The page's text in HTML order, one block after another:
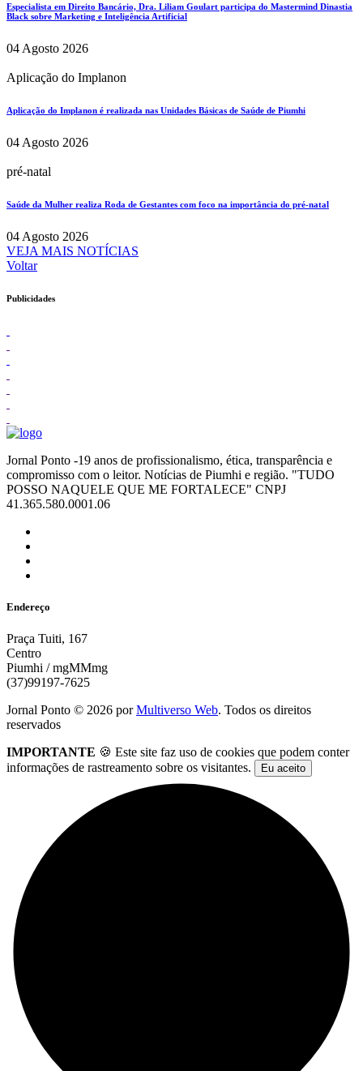
Especialista em Direito Bancário, Dra. Liliam Goulart participa do Mastermind Dinastia
Black sobre Marketing e Inteligência Artificial
04 Agosto 2026
Aplicação do Implanon
Aplicação do Implanon é realizada nas Unidades Básicas de Saúde de Piumhi
04 Agosto 2026
pré-natal
Saúde da Mulher realiza Roda de Gestantes com foco na importância do pré-natal
04 Agosto 2026
VEJA MAIS NOTÍCIAS
Voltar
Publicidades
Jornal Ponto -19 anos de profissionalismo, ética, transparência e
compromisso com o leitor. Notícias de Piumhi e região. "TUDO
POSSO NAQUELE QUE ME FORTALECE" CNPJ
41.365.580.0001.06
Endereço
Praça Tuiti, 167
Centro
Piumhi / mgMMmg
(37)99197-7625
Jornal Ponto © 2026 porMultiverso Web. Todos os direitos
reservados
IMPORTANTE 🍪 Este site faz uso de cookies que podem conter
informações de rastreamento sobre os visitantes.
Eu aceito